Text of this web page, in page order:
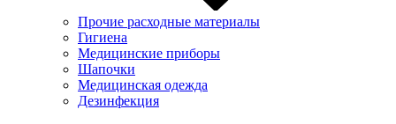
Прочие расходные материалы
Гигиена
Медицинские приборы
Шапочки
Медицинская одежда
Дезинфекция